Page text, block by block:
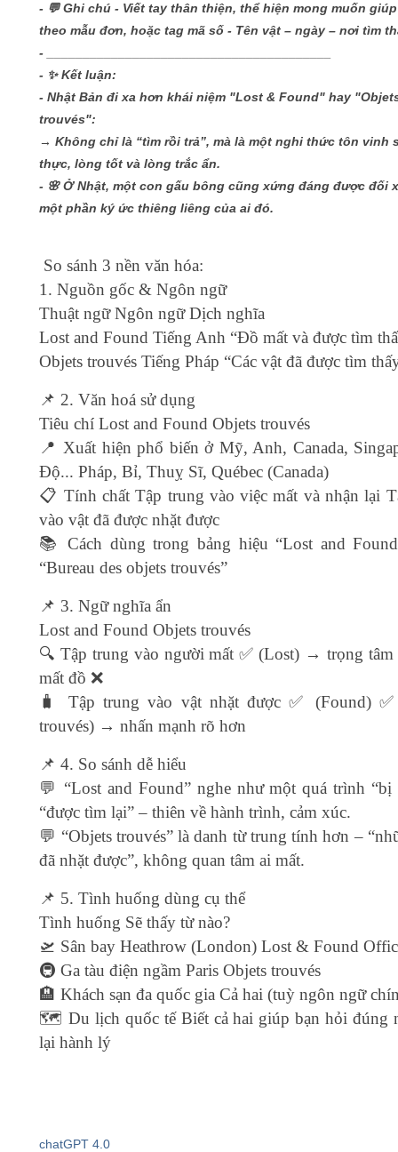
- 💬 Ghi chú - Viết tay thân thiện, thể hiện mong muốn
theo mẫu đơn, hoặc tag mã số - Tên vật – ngày – nơi tìm
- ________________________________________
- ✨ Kết luận:
- Nhật Bản đi xa hơn khái niệm "Lost & Found" hay
trouvés":
→ Không chỉ là “tìm rồi trả”, mà là một nghi thức tôn vinh
thực, lòng tốt và lòng trắc ẩn.
- 🌸 Ở Nhật, một con gấu bông cũng xứng đáng được đối
một phần ký ức thiêng liêng của ai đó.
So sánh 3 nền văn hóa:
1. Nguồn gốc & Ngôn ngữ
Thuật ngữ Ngôn ngữ Dịch nghĩa
Lost and Found Tiếng Anh “Đồ mất và được tìm
Objets trouvés Tiếng Pháp “Các vật đã được tìm
📌 2. Văn hoá sử dụng
Tiêu chí Lost and Found Objets trouvés
📍 Xuất hiện phổ biến ở Mỹ, Anh, Canada,
Độ... Pháp, Bỉ, Thuỵ Sĩ, Québec (Canada)
📋 Tính chất Tập trung vào việc mất và nhận lại
vào vật đã được nhặt được
📚 Cách dùng trong bảng hiệu “Lost and
“Bureau des objets trouvés”
📌 3. Ngữ nghĩa ẩn
Lost and Found Objets trouvés
🔍 Tập trung vào người mất ✅ (Lost) → trọng tâm
mất đồ ❌
🧳 Tập trung vào vật nhặt được ✅ (Found) ✅
trouvés) → nhấn mạnh rõ hơn
📌 4. So sánh dễ hiểu
💬 “Lost and Found” nghe như một quá trình “bị
“được tìm lại” – thiên về hành trình, cảm xúc.
💬 “Objets trouvés” là danh từ trung tính hơn –
đã nhặt được”, không quan tâm ai mất.
📌 5. Tình huống dùng cụ thể
Tình huống Sẽ thấy từ nào?
🛫 Sân bay Heathrow (London) Lost & Found
🚇 Ga tàu điện ngầm Paris Objets trouvés
🏨 Khách sạn đa quốc gia Cả hai (tuỳ ngôn ngữ
🗺️ Du lịch quốc tế Biết cả hai giúp bạn hỏi đúng
lại hành lý
chatGPT 4.0